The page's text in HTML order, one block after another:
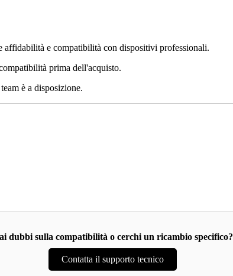
affidabilità e compatibilità con dispositivi professionali.
prima dell'acquisto.
è a disposizione.
dubbi sulla compatibilità o cerchi un ricambio specifico?
Contatta il supporto tecnico